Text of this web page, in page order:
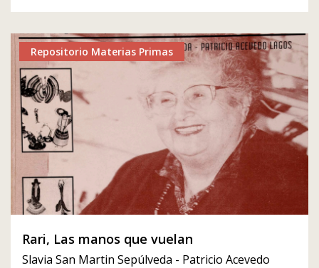
Repositorio Materias Primas
Rari, Las manos que vuelan
Slavia San Martin Sepúlveda - Patricio Acevedo